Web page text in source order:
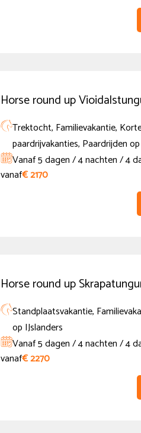
Horse round up
Trektocht, Familievakantie,
paardrijvakanties, Paardrijden
Vanaf 5 dagen / 4 nachten / 4
vanaf€ 2170
Horse round up
Standplaatsvakantie,
op IJslanders
Vanaf 5 dagen / 4 nachten / 4
vanaf€ 2270